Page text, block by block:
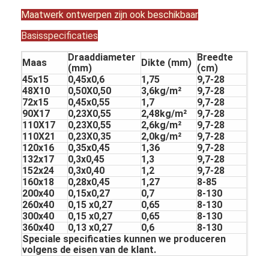
Maatwerk ontwerpen zijn ook beschikbaar
Basisspecificaties
Maas
Draaddiameter
(mm)
Dikte (mm) Breedte
(cm)
45x15
0,45x0,6 1,75
9,7-28
48X10
0,50X0,50 3,6kg/m²
9,7-28
72x15
0,45x0,55 1,7
9,7-28
90X17
0,23X0,55 2,48kg/m²
9,7-28
110X17
0,23X0,55 2,6kg/m²
9,7-28
110X21
0,23X0,35 2,0kg/m²
9,7-28
120x16
0,35x0,45 1,36
9,7-28
132x17
0,3x0,45 1,3
9,7-28
152x24
0,3x0,40 1,2
9,7-28
160x18
0,28x0,45 1,27
8-85
200x40
0,15x0,27 0,7
8-130
260x40
0,15 x0,27 0,65
8-130
300x40
0,15 x0,27 0,65
8-130
360x40
0,13 x0,27 0,6
8-130
Speciale specificaties kunnen we produceren
volgens de eisen van de klant.